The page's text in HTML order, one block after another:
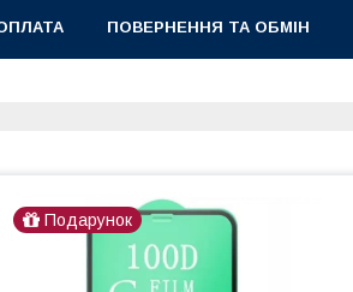
ПОВЕРНЕННЯ ТА ОБМІН
Подарунок